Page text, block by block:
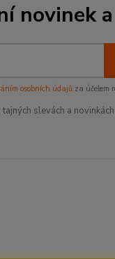
novinek
osobních údajůza účelem
slevách a